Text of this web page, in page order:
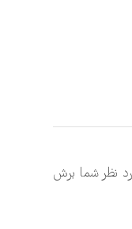
دارای عرض 60 سانتیمتر می‌باشد و در طول مورد نظر شما برش